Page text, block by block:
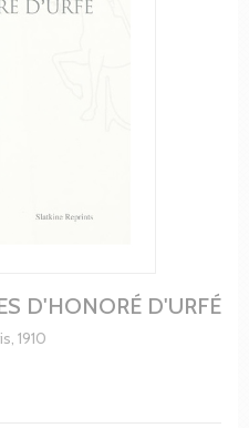
D'HONORÉ D'URFÉ
1910